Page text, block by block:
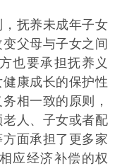
抚养未成年子女
父母与子女之间
也要承担抚养义
康成长的保护性
相一致的原则，
人、子女或者配
面承担了更多家
应经济补偿的权